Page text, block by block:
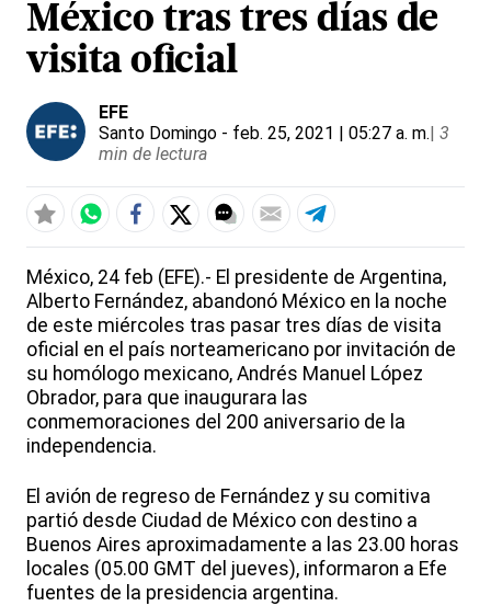
México tras tres días de
visita oficial
EFE
Santo Domingo - feb. 25, 2021 | 05:27 a. m.| 3
min de lectura
México, 24 feb (EFE).- El presidente de Argentina,
Alberto Fernández, abandonó México en la noche
de este miércoles tras pasar tres días de visita
oficial en el país norteamericano por invitación de
su homólogo mexicano, Andrés Manuel López
Obrador, para que inaugurara las
conmemoraciones del 200 aniversario de la
independencia.
El avión de regreso de Fernández y su comitiva
partió desde Ciudad de México con destino a
Buenos Aires aproximadamente a las 23.00 horas
locales (05.00 GMT del jueves), informaron a Efe
fuentes de la presidencia argentina.